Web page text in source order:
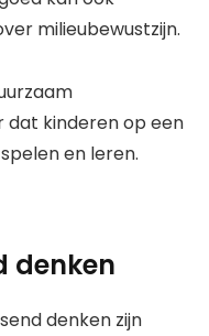
milieubewustzijn.
dat kinderen op een
en leren.
denken
denken zijn